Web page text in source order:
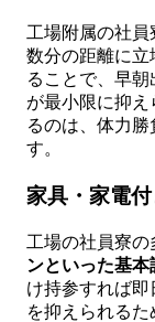
工場附属の社
数分の距離に立
ることで、早
が最小限に抑
るのは、体力
す。
家具・家電
工場の社員寮の
ンといった基本
け持参すれば
を抑えられる